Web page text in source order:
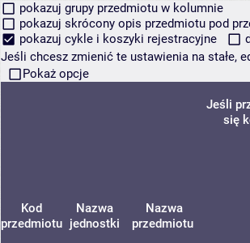
pokazuj grupy przedmiotu w kolumnie
pokazuj skrócony opis przedmiotu pod
pokazuj cykle i koszyki rejestracyjne
Jeśli chcesz zmienić te ustawienia na stałe,
Pokaż opcje
Kod
przedmiotu
Nazwa
jednostki
Nazwa
przedmiotu
Jeśli
się